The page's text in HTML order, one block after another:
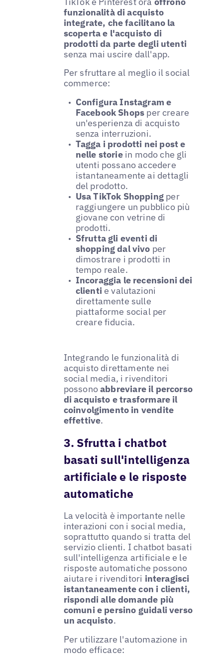
funzionalità di acquisto
integrate, che facilitano la
scoperta e l'acquisto di
prodotti da parte degli utenti
senza mai uscire dall'app.
Per sfruttare al meglio il social
commerce:
Configura Instagram e
Facebook Shops per creare
un'esperienza di acquisto
senza interruzioni.
Tagga i prodotti nei post e
nelle storiein modo che gli
utenti possano accedere
istantaneamente ai dettagli
del prodotto.
Usa TikTok Shopping per
raggiungere un pubblico più
giovane con vetrine di
prodotti.
Sfrutta gli eventi di
shopping dal vivo per
dimostrare i prodotti in
tempo reale.
Incoraggia le recensioni dei
clienti e valutazioni
direttamente sulle
piattaforme social per
creare fiducia.
Integrando le funzionalità di
acquisto direttamente nei
social media, i rivenditori
possonoabbreviare il percorso
di acquisto e trasformare il
coinvolgimento in vendite
effettive.
3. Sfrutta i chatbot
basati sull'intelligenza
artificiale e le risposte
automatiche
La velocità è importante nelle
interazioni con i social media,
soprattutto quando si tratta del
servizio clienti. I chatbot basati
sull'intelligenza artificiale e le
risposte automatiche possono
aiutare i rivenditori interagisci
istantaneamente con i clienti,
rispondi alle domande più
comuni e persino guidali verso
un acquisto.
Per utilizzare l'automazione in
modo efficace: